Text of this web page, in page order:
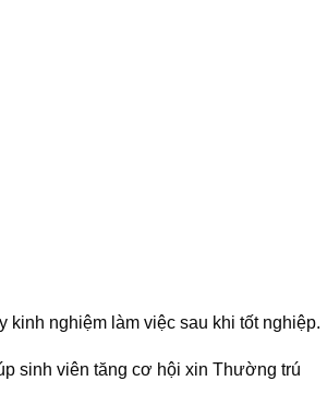
kinh nghiệm làm việc sau khi tốt nghiệp.
sinh viên tăng cơ hội xin Thường trú